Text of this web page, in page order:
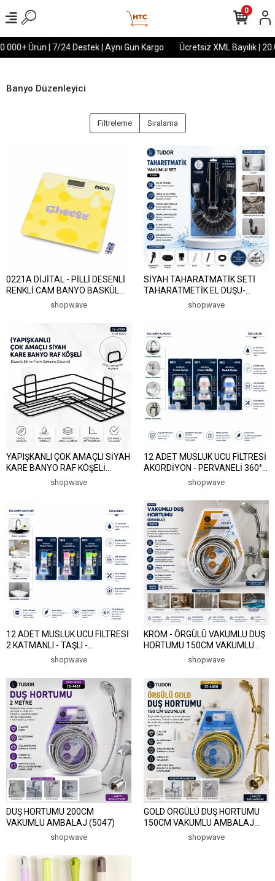
Ürün | 7/24 Destek | Aynı Gün Kargo Ücretsiz XML Bayilik |
0
Banyo Düzenleyici
Filtreleme Sıralama
0221A DİJİTAL - PİLLİ DESENLİ
RENKLİ CAM BANYO BASKÜL
TERAZİ TARTI LCD EKRAN
180KG/50GR 26X26CM İ11-030
shopwave
SİYAH TAHARATMATİK SETİ
TAHARATMETİK EL DUŞU-
HORTUM - MAFSAL VAKUMLU
shopwave
YAPIŞKANLI ÇOK AMAÇLI SİYAH
KARE BANYO RAF KÖŞELİ
shopwave
12 ADET MUSLUK UCU FİLTRESİ
AKORDİYON - PERVANELİ 360°
16-19MM TÜM MUSLUKLARA
UYUM KİREÇLENME YAPMAZ
(5047)
shopwave
12 ADET MUSLUK UCU FİLTRESİ
2 KATMANLI - TAŞLI -
PERVANELİ 360° 16-19MM TÜM
MUSLUKLARA (5047)
shopwave
KROM - ÖRGÜLÜ VAKUMLU DUŞ
HORTUMU 150CM VAKUMLU
AMBALAJ (5047)
shopwave
DUŞ HORTUMU 200CM
VAKUMLU AMBALAJ (5047)
shopwave
GOLD ÖRGÜLÜ DUŞ HORTUMU
150CM VAKUMLU AMBALAJ
shopwave